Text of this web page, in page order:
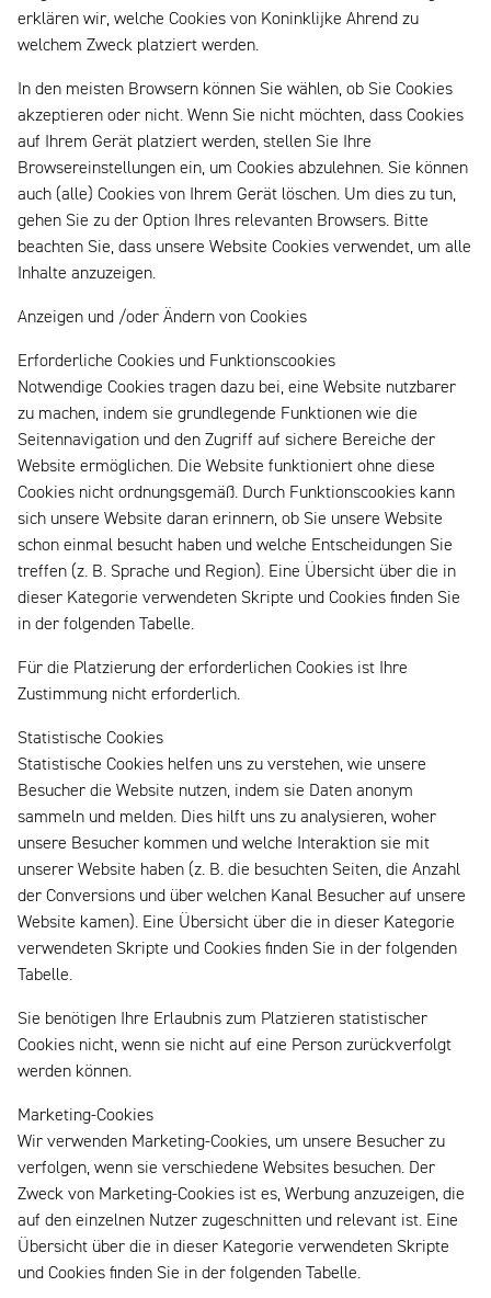
erklären wir, welche Cookies von Koninklijke Ahrend zu
welchem Zweck platziert werden.
In den meisten Browsern können Sie wählen, ob Sie Cookies
akzeptieren oder nicht. Wenn Sie nicht möchten, dass Cookies
auf Ihrem Gerät platziert werden, stellen Sie Ihre
Browsereinstellungen ein, um Cookies abzulehnen. Sie können
auch (alle) Cookies von Ihrem Gerät löschen. Um dies zu tun,
gehen Sie zu der Option Ihres relevanten Browsers. Bitte
beachten Sie, dass unsere Website Cookies verwendet, um alle
Inhalte anzuzeigen.
Anzeigen und /oder Ändern von Cookies
Erforderliche Cookies und Funktionscookies
Notwendige Cookies tragen dazu bei, eine Website nutzbarer
zu machen, indem sie grundlegende Funktionen wie die
Seitennavigation und den Zugriff auf sichere Bereiche der
Website ermöglichen. Die Website funktioniert ohne diese
Cookies nicht ordnungsgemäß. Durch Funktionscookies kann
sich unsere Website daran erinnern, ob Sie unsere Website
schon einmal besucht haben und welche Entscheidungen Sie
treffen (z. B. Sprache und Region). Eine Übersicht über die in
dieser Kategorie verwendeten Skripte und Cookies finden Sie
in der folgenden Tabelle.
Für die Platzierung der erforderlichen Cookies ist Ihre
Zustimmung nicht erforderlich.
Statistische Cookies
Statistische Cookies helfen uns zu verstehen, wie unsere
Besucher die Website nutzen, indem sie Daten anonym
sammeln und melden. Dies hilft uns zu analysieren, woher
unsere Besucher kommen und welche Interaktion sie mit
unserer Website haben (z. B. die besuchten Seiten, die Anzahl
der Conversions und über welchen Kanal Besucher auf unsere
Website kamen). Eine Übersicht über die in dieser Kategorie
verwendeten Skripte und Cookies finden Sie in der folgenden
Tabelle.
Sie benötigen Ihre Erlaubnis zum Platzieren statistischer
Cookies nicht, wenn sie nicht auf eine Person zurückverfolgt
werden können.
Marketing-Cookies
Wir verwenden Marketing-Cookies, um unsere Besucher zu
verfolgen, wenn sie verschiedene Websites besuchen. Der
Zweck von Marketing-Cookies ist es, Werbung anzuzeigen, die
auf den einzelnen Nutzer zugeschnitten und relevant ist. Eine
Übersicht über die in dieser Kategorie verwendeten Skripte
und Cookies finden Sie in der folgenden Tabelle.